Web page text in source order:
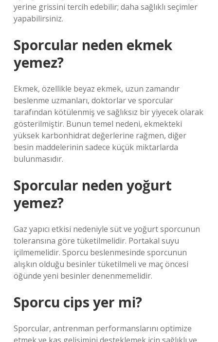
yerine grissini tercih edebilir; daha sağlıklı seçimler
yapabilirsiniz.
Sporcular neden ekmek
yemez?
Ekmek, özellikle beyaz ekmek, uzun zamandır
beslenme uzmanları, doktorlar ve sporcular
tarafından kötülenmiş ve sağlıksız bir yiyecek olarak
gösterilmiştir. Bunun temel nedeni, ekmekteki
yüksek karbonhidrat değerlerine rağmen, diğer
besin maddelerinin sadece küçük miktarlarda
bulunmasıdır.
Sporcular neden yoğurt
yemez?
Gaz yapıcı etkisi nedeniyle süt ve yoğurt sporcunun
toleransına göre tüketilmelidir. Portakal suyu
içilmemelidir. Sporcu beslenmesinde sporcunun
alışkın olduğu besinler tüketilmeli ve maç öncesi
öğünde yeni besinler denenmemelidir.
Sporcu cips yer mi?
Sporcular, antrenman performanslarını optimize